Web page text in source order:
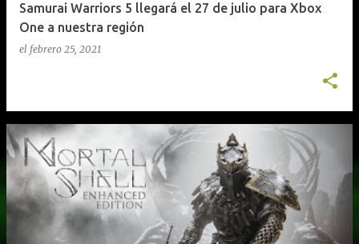
Samurai Warriors 5 llegará el 27 de julio para Xbox
One a nuestra región
el febrero 25, 2021